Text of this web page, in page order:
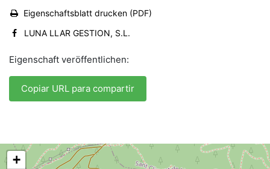
Eigenschaftsblatt drucken (PDF)
LUNA LLAR GESTION, S.L.
Eigenschaft veröffentlichen:
Copiar URL para compartir
+